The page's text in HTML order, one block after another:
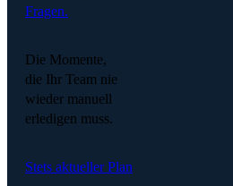
Fragen.
Die Momente,
die Ihr Team nie
wieder manuell
erledigen muss.
Stets aktueller Plan